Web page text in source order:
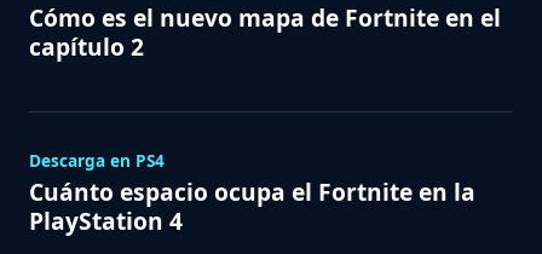
Cómo es el nuevo mapa de Fortnite en el
capítulo 2
Descarga en PS4
Cuánto espacio ocupa el Fortnite en la
PlayStation 4